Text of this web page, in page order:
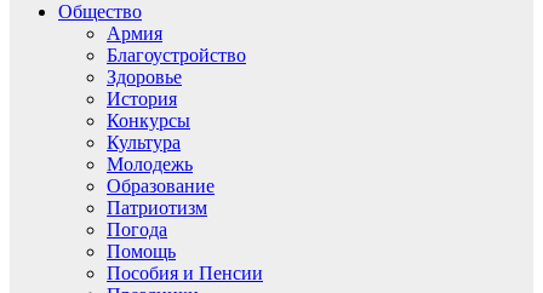
Общество
Армия
Благоустройство
Здоровье
История
Конкурсы
Культура
Молодежь
Образование
Патриотизм
Погода
Помощь
Пособия и Пенсии